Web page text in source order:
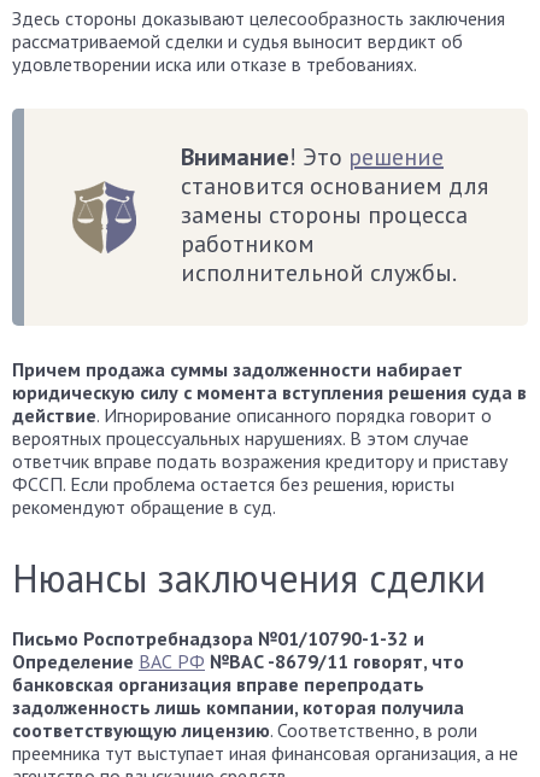
Здесь стороны доказывают целесообразность заключения
рассматриваемой сделки и судья выносит вердикт об
удовлетворении иска или отказе в требованиях.
Внимание! Это решение
становится основанием для
замены стороны процесса
работником
исполнительной службы.
Причем продажа суммы задолженности набирает
юридическую силу с момента вступления решения суда в
действие. Игнорирование описанного порядка говорит о
вероятных процессуальных нарушениях. В этом случае
ответчик вправе подать возражения кредитору и приставу
ФССП. Если проблема остается без решения, юристы
рекомендуют обращение в суд.
Нюансы заключения сделки
Письмо Роспотребнадзора №01/10790-1-32 и
Определение ВАС РФ №ВАС -8679/11 говорят, что
банковская организация вправе перепродать
задолженность лишь компании, которая получила
соответствующую лицензию. Соответственно, в роли
преемника тут выступает иная финансовая организация, а не